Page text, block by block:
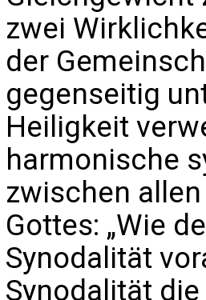
zwei
der
gegenseitig
Heiligkeit
harmonische
zwischen
Gottes: „Wie
Synodalität
Synodalität